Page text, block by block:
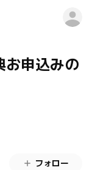
お申込みの
フォロー